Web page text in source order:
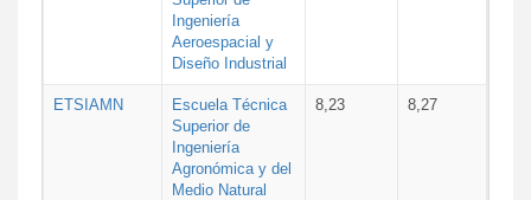
Ingeniería
Aeroespacial y
Diseño Industrial
ETSIAMN
Escuela Técnica
Superior de
Ingeniería
Agronómica y del
Medio Natural
8,23 8,27